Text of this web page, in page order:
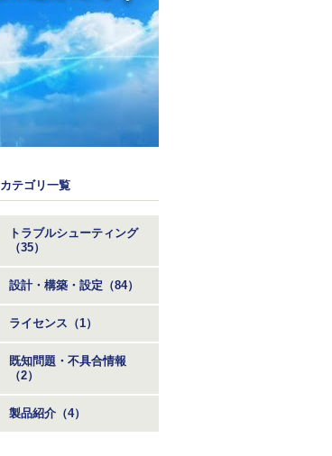
カテゴリ一覧
トラブルシューティング
（35）
設計・構築・設定（84）
ライセンス（1）
既知問題・不具合情報
（2）
製品紹介（4）